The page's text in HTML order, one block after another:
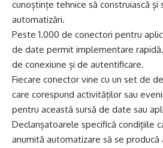
cunoștințe tehnice să construiască și
automatizări.
Peste 1.000 de conectori pentru
de date permit implementare
de conexiune și de autentificare.
Fiecare conector vine cu un set de
care corespund activităților sau
pentru această sursă de date sau
Declanșatoarele specifică condițiile
anumită automatizare să se